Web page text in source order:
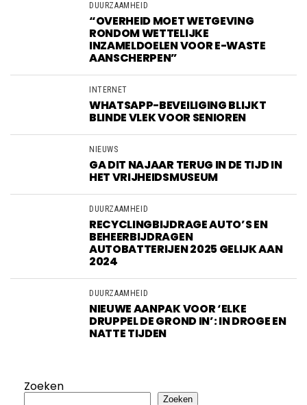
DUURZAAMHEID
“OVERHEID MOET WETGEVING
RONDOM WETTELIJKE
INZAMELDOELEN VOOR E-WASTE
AANSCHERPEN”
INTERNET
WHATSAPP-BEVEILIGING BLIJKT
BLINDE VLEK VOOR SENIOREN
NIEUWS
GA DIT NAJAAR TERUG IN DE TIJD IN
HET VRIJHEIDSMUSEUM
DUURZAAMHEID
RECYCLINGBIJDRAGE AUTO’S EN
BEHEERBIJDRAGEN
AUTOBATTERIJEN 2025 GELIJK AAN
2024
DUURZAAMHEID
NIEUWE AANPAK VOOR ‘ELKE
DRUPPEL DE GROND IN’: IN DROGE EN
NATTE TIJDEN
Zoeken
Zoeken